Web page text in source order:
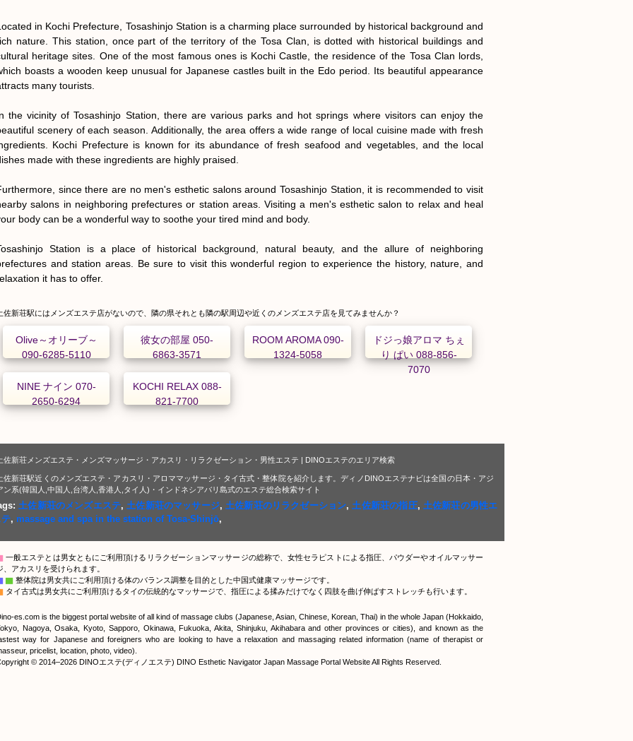
in Kochi Prefecture, Tosashinjo Station is a charming place surrounded by historical background and
nature. This station, once part of the territory of the Tosa Clan, is dotted with historical buildings and
heritage sites. One of the most famous ones is Kochi Castle, the residence of the Tosa Clan lords,
boasts a wooden keep unusual for Japanese castles built in the Edo period. Its beautiful appearance
many tourists.
the vicinity of Tosashinjo Station, there are various parks and hot springs where visitors can enjoy the
scenery of each season. Additionally, the area offers a wide range of local cuisine made with fresh
Kochi Prefecture is known for its abundance of fresh seafood and vegetables, and the local
made with these ingredients are highly praised.
since there are no men's esthetic salons around Tosashinjo Station, it is recommended to visit
salons in neighboring prefectures or station areas. Visiting a men's esthetic salon to relax and heal
body can be a wonderful way to soothe your tired mind and body.
Station is a place of historical background, natural beauty, and the allure of neighboring
and station areas. Be sure to visit this wonderful region to experience the history, nature, and
it has to offer.
佐新荘駅にはメンズエステ店がないので、隣の県それとも隣の駅周辺や近くのメンズエステ店を見てみませんか？
Olive～オリーブ～
090-6285-5110
彼女の部屋 050-
6863-3571
ROOM AROMA 090-
1324-5058
ドジっ娘アロマ ちぇ
り ぱい 088-856-
7070
NINE ナイン 070-
2650-6294
KOCHI RELAX 088-
821-7700
佐新荘メンズエステ・メンズマッサージ・アカスリ・リラクゼーション・男性エステ | DINOエステのエリア検索
佐新荘駅近くのメンズエステ・アカスリ・アロママッサージ・タイ古式・整体院を紹介します。ディノDINOエステナビは全国の日本・アジ
ン系(韓国人,中国人,台湾人,香港人,タイ人)・インドネシアバリ島式のエステ総合検索サイト
土佐新荘のメンズエステ, 土佐新荘のマッサージ, 土佐新荘のリラクゼーション, 土佐新荘の指圧, 土佐新荘の男性エ
, massage and spa in the station of Tosa-Shinjō,
一般エステとは男女ともにご利用頂けるリラクゼーションマッサージの総称で、女性セラピストによる指圧、パウダーやオイルマッサー
、アカスリを受けられます。
▇ 整体院は男女共にご利用頂ける体のバランス調整を目的とした中国式健康マッサージです。
タイ古式は男女共にご利用頂けるタイの伝統的なマッサージで、指圧による揉みだけでなく四肢を曲げ伸ばすストレッチも行います。
es.com is the biggest portal website of all kind of massage clubs (Japanese, Asian, Chinese, Korean, Thai) in the whole Japan (Hokkaido,
Nagoya, Osaka, Kyoto, Sapporo, Okinawa, Fukuoka, Akita, Shinjuku, Akihabara and other provinces or cities), and known as the
way for Japanese and foreigners who are looking to have a relaxation and massaging related information (name of therapist or
pricelist, location, photo, video).
© 2014–2026 DINOエステ(ディノエステ) DINO Esthetic Navigator Japan Massage Portal Website All Rights Reserved.